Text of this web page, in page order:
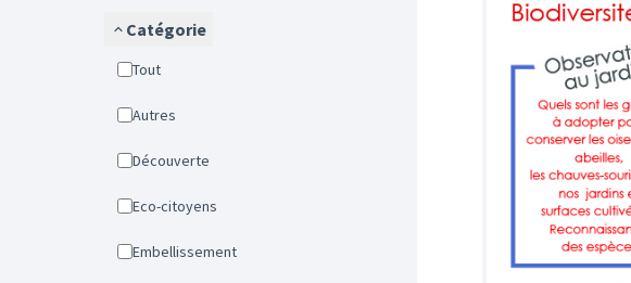
Catégorie
Tout
Autres
Découverte
Eco-citoyens
Embellissement